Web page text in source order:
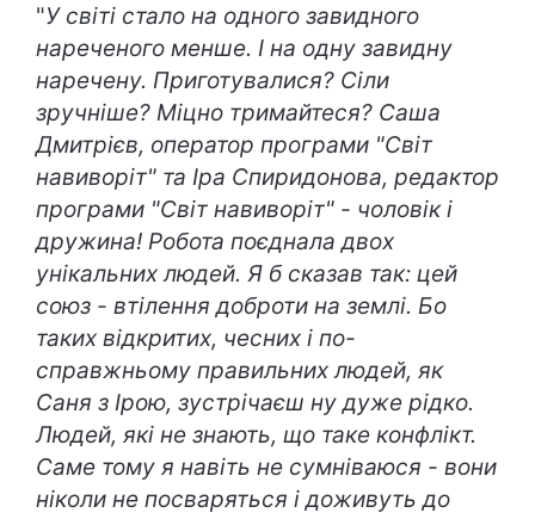
"У світі стало на одного завидного
нареченого менше. І на одну завидну
наречену. Приготувалися? Сіли
зручніше? Міцно тримайтеся? Саша
Дмитрієв, оператор програми "Світ
навиворіт" та Іра Спиридонова, редактор
програми "Світ навиворіт" - чоловік і
дружина! Робота поєднала двох
унікальних людей. Я б сказав так: цей
союз - втілення доброти на землі. Бо
таких відкритих, чесних і по-
справжньому правильних людей, як
Саня з Ірою, зустрічаєш ну дуже рідко.
Людей, які не знають, що таке конфлікт.
Саме тому я навіть не сумніваюся - вони
ніколи не посваряться і доживуть до